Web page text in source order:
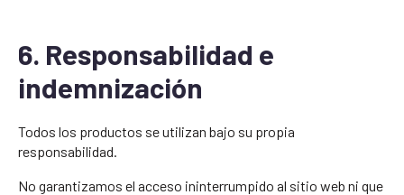
6. Responsabilidad e
indemnización
Todos los productos se utilizan bajo su propia
responsabilidad.
No garantizamos el acceso ininterrumpido al sitio web ni que